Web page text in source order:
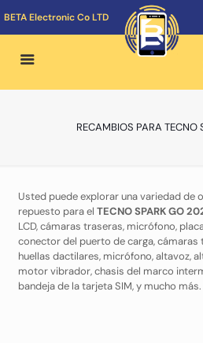
BETA Electronic Co LTD
RECAMBIOS PARA
Usted puede explorar una variedad de
repuesto para el TECNO SPARK GO
LCD, cámaras traseras, micrófono,
conector del puerto de carga, cámaras
huellas dactilares, micrófono, altavoz,
motor vibrador, chasis del marco
bandeja de la tarjeta SIM, y mucho más.